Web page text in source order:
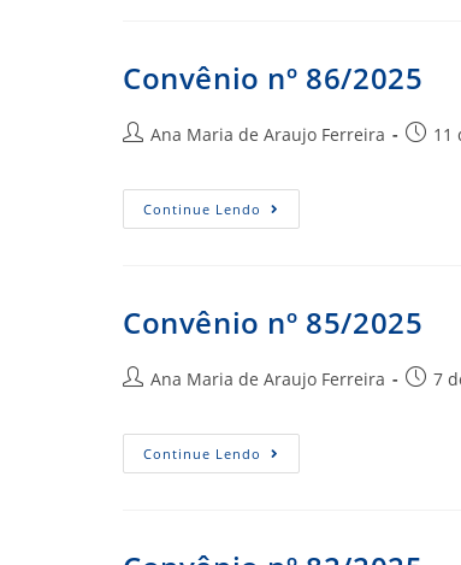
Convênio nº 86/2025
Autor
post:
Ana Maria de Araujo Ferreira
Post11
Continue Lendo Convênio
Nº
Convênio nº 85/2025
Autor
post:
Ana Maria de Araujo Ferreira
Post7
Continue Lendo Convênio
Nº